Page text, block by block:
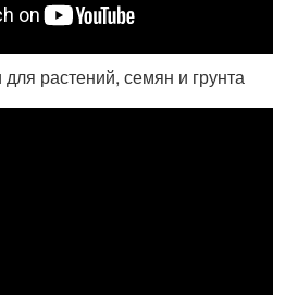
растений, семян и грунта